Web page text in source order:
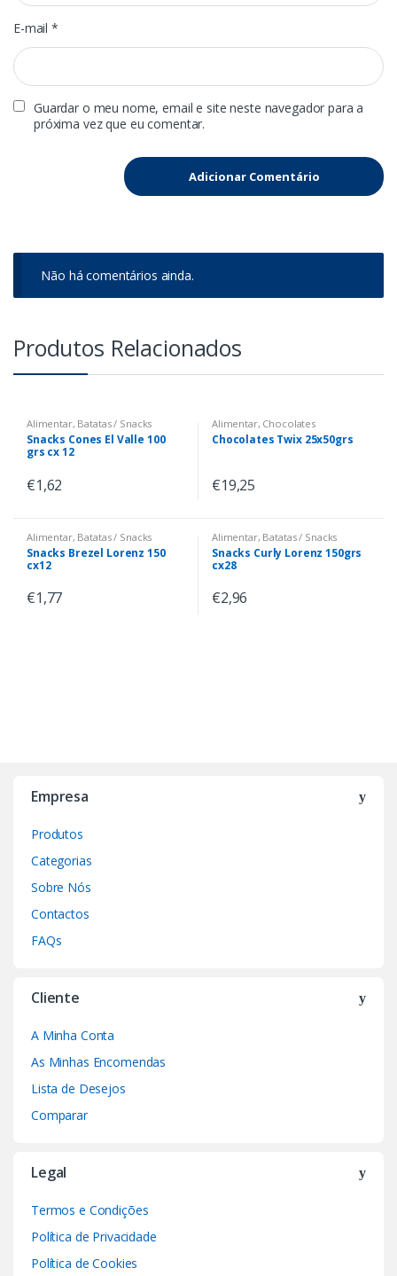
E-mail*
Guardar o meu nome, email e site neste navegador para a
próxima vez que eu comentar.
Não há comentários ainda.
Produtos Relacionados
Alimentar, Batatas / Snacks
Snacks Cones El Valle 100
grs cx 12
€1,62
Alimentar, Chocolates
Chocolates Twix 25x50grs
€19,25
Alimentar, Batatas / Snacks
Snacks Brezel Lorenz 150
cx12
€1,77
Alimentar, Batatas / Snacks
Snacks Curly Lorenz 150grs
cx28
€2,96
Empresa
Produtos
Categorias
Sobre Nós
Contactos
FAQs
Cliente
A Minha Conta
As Minhas Encomendas
Lista de Desejos
Comparar
Legal
Termos e Condições
Política de Privacidade
Política de Cookies